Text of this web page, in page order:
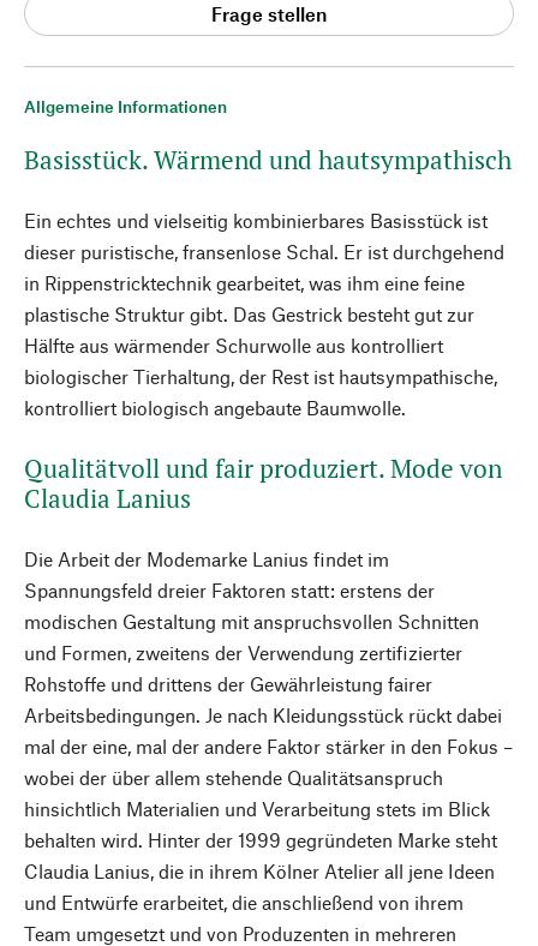
Allgemeine Informationen
Basisstück. Wärmend und hautsympathisch
Ein echtes und vielseitig kombinierbares Basisstück ist
dieser puristische, fransenlose Schal. Er ist durchgehend
in Rippenstricktechnik gearbeitet, was ihm eine feine
plastische Struktur gibt. Das Gestrick besteht gut zur
Hälfte aus wärmender Schurwolle aus kontrolliert
biologischer Tierhaltung, der Rest ist hautsympathische,
kontrolliert biologisch angebaute Baumwolle.
Qualitätvoll und fair produziert. Mode von
Claudia Lanius
Die Arbeit der Modemarke Lanius findet im
Spannungsfeld dreier Faktoren statt: erstens der
modischen Gestaltung mit anspruchsvollen Schnitten
und Formen, zweitens der Verwendung zertifizierter
Rohstoffe und drittens der Gewährleistung fairer
Arbeitsbedingungen. Je nach Kleidungsstück rückt dabei
mal der eine, mal der andere Faktor stärker in den Fokus –
wobei der über allem stehende Qualitätsanspruch
hinsichtlich Materialien und Verarbeitung stets im Blick
behalten wird. Hinter der 1999 gegründeten Marke steht
Claudia Lanius, die in ihrem Kölner Atelier all jene Ideen
und Entwürfe erarbeitet, die anschließend von ihrem
Team umgesetzt und von Produzenten in mehreren
Frage stellen